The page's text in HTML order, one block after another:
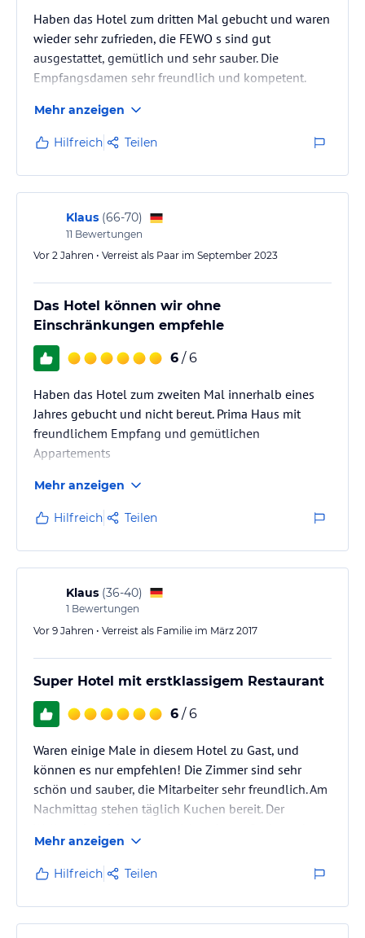
Wohlfühlen pur – im Apparthotel Central in Sand in Taufers,
Südtirol!
Hinweis:
Allgemeine und unverbindliche
Hoteliers-/Veranstalter-/Kataloginformationen. Alle Angaben
lies vor der Buchung die verbindlichen
des
jeweiligen Veranstalters.
Haben das Hotel zum dritten Mal gebucht und waren
wieder sehr zufrieden, die FEWO s sind gut
ausgestattet, gemütlich und sehr sauber. Die
Empfangsdamen sehr freundlich und kompetent.
Mehr anzeigen
Hilfreich Teilen
Klaus (66-70)
11 Bewertungen
Vor 2 Jahren • Verreist als Paar im September 2023
Das Hotel können wir ohne
Einschränkungen empfehle
6 / 6
Haben das Hotel zum zweiten Mal innerhalb eines
Jahres gebucht und nicht bereut. Prima Haus mit
freundlichem Empfang und gemütlichen
Appartements
Mehr anzeigen
Hilfreich Teilen
Klaus (36-40)
1 Bewertungen
Vor 9 Jahren • Verreist als Familie im März 2017
Super Hotel mit erstklassigem Restaurant
6 / 6
Waren einige Male in diesem Hotel zu Gast, und
können es nur empfehlen! Die Zimmer sind sehr
schön und sauber, die Mitarbeiter sehr freundlich. Am
Nachmittag stehen täglich Kuchen bereit. Der
schön. Hervorzuheben ist das erstklassige Restaurant
im Haus! Wir haben uns rundum wohl gefühlt!!
Mehr anzeigen
Hilfreich Teilen